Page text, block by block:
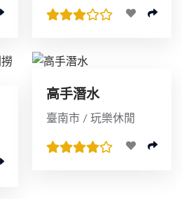
高手潛水
臺南市 / 玩樂休閒